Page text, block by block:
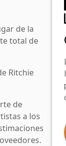
de la
total de
Ritchie
de
a los